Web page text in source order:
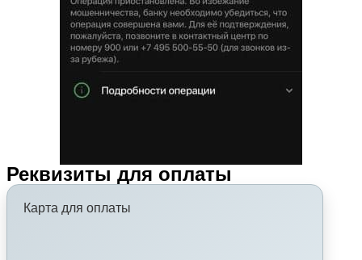
Реквизиты для оплаты
Карта для оплаты